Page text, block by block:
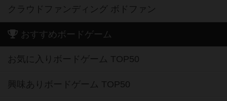
クラウドファンディング ボドファン
おすすめボードゲーム
お気に入りボードゲーム TOP50
興味ありボードゲーム TOP50